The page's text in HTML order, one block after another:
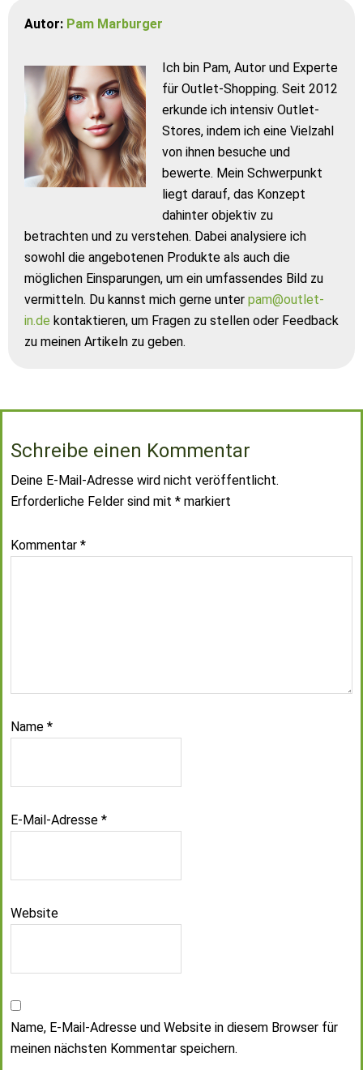
Autor: Pam Marburger
Ich bin Pam, Autor und Experte
für Outlet-Shopping. Seit 2012
erkunde ich intensiv Outlet-
Stores, indem ich eine Vielzahl
von ihnen besuche und
bewerte. Mein Schwerpunkt
liegt darauf, das Konzept
dahinter objektiv zu
betrachten und zu verstehen. Dabei analysiere ich
sowohl die angebotenen Produkte als auch die
möglichen Einsparungen, um ein umfassendes Bild zu
vermitteln. Du kannst mich gerne unter pam@outlet-
in.de kontaktieren, um Fragen zu stellen oder Feedback
zu meinen Artikeln zu geben.
Schreibe einen Kommentar
Deine E-Mail-Adresse wird nicht veröffentlicht.
Erforderliche Felder sind mit * markiert
Kommentar *
Name *
E-Mail-Adresse *
Website
Name, E-Mail-Adresse und Website in diesem Browser für
meinen nächsten Kommentar speichern.